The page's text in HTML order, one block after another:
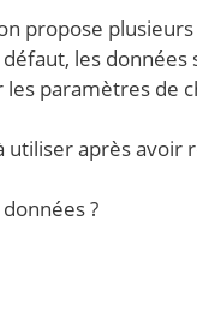
propose
les
paramètres de
après avoir
?